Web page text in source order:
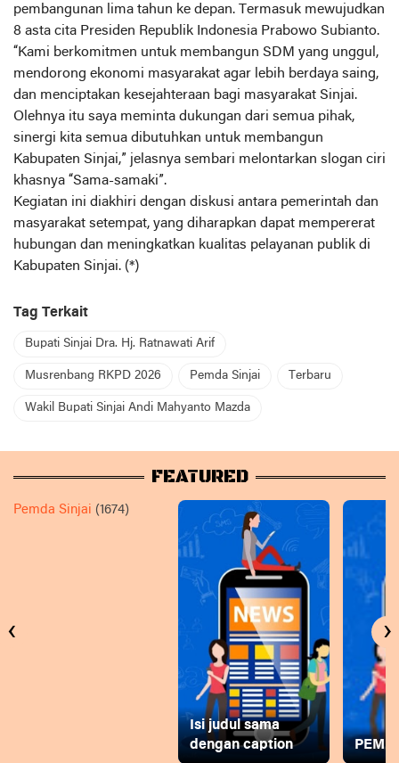
pembangunan lima tahun ke depan. Termasuk mewujudkan
8 asta cita Presiden Republik Indonesia Prabowo Subianto.
“Kami berkomitmen untuk membangun SDM yang unggul,
mendorong ekonomi masyarakat agar lebih berdaya saing,
dan menciptakan kesejahteraan bagi masyarakat Sinjai.
Olehnya itu saya meminta dukungan dari semua pihak,
sinergi kita semua dibutuhkan untuk membangun
Kabupaten Sinjai,” jelasnya sembari melontarkan slogan ciri
khasnya “Sama-samaki”.
Kegiatan ini diakhiri dengan diskusi antara pemerintah dan
masyarakat setempat, yang diharapkan dapat mempererat
hubungan dan meningkatkan kualitas pelayanan publik di
Kabupaten Sinjai. (*)
Tag Terkait
Bupati Sinjai Dra. Hj. Ratnawati Arif
Musrenbang RKPD 2026 Pemda Sinjai Terbaru
Wakil Bupati Sinjai Andi Mahyanto Mazda
FEATURED
Pemda Sinjai (1674)
Isi judul sama
dengan caption
‹ ›